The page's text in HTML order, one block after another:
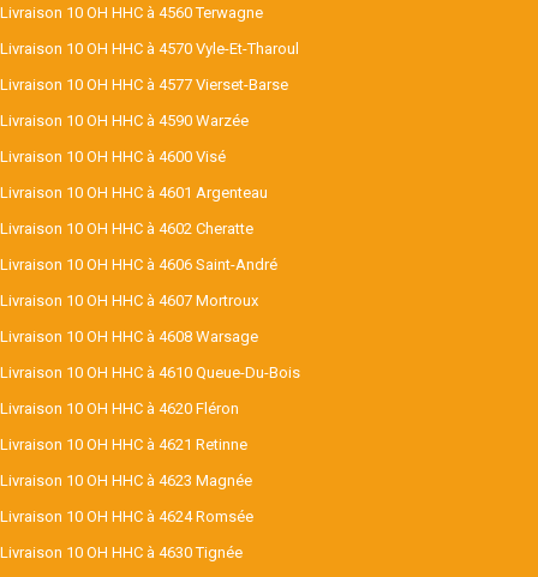
Livraison 10 OH HHC à 4560 Terwagne
Livraison 10 OH HHC à 4570 Vyle-Et-Tharoul
Livraison 10 OH HHC à 4577 Vierset-Barse
Livraison 10 OH HHC à 4590 Warzée
Livraison 10 OH HHC à 4600 Visé
Livraison 10 OH HHC à 4601 Argenteau
Livraison 10 OH HHC à 4602 Cheratte
Livraison 10 OH HHC à 4606 Saint-André
Livraison 10 OH HHC à 4607 Mortroux
Livraison 10 OH HHC à 4608 Warsage
Livraison 10 OH HHC à 4610 Queue-Du-Bois
Livraison 10 OH HHC à 4620 Fléron
Livraison 10 OH HHC à 4621 Retinne
Livraison 10 OH HHC à 4623 Magnée
Livraison 10 OH HHC à 4624 Romsée
Livraison 10 OH HHC à 4630 Tignée